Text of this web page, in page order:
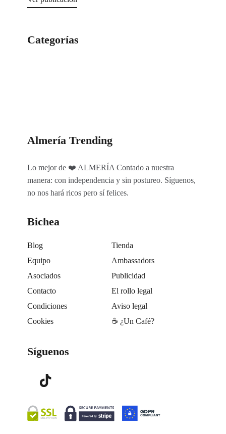
Categorías
Almería Trending
Lo mejor de ❤️ ALMERÍA Contado a nuestra
manera: con independencia y sin postureo. Síguenos,
no nos hará ricos pero sí felices.
Bichea
Blog
Tienda
Equipo
Ambassadors
Asociados
Publicidad
Contacto
El rollo legal
Condiciones
Aviso legal
Cookies
☕️ ¿Un Café?
Síguenos